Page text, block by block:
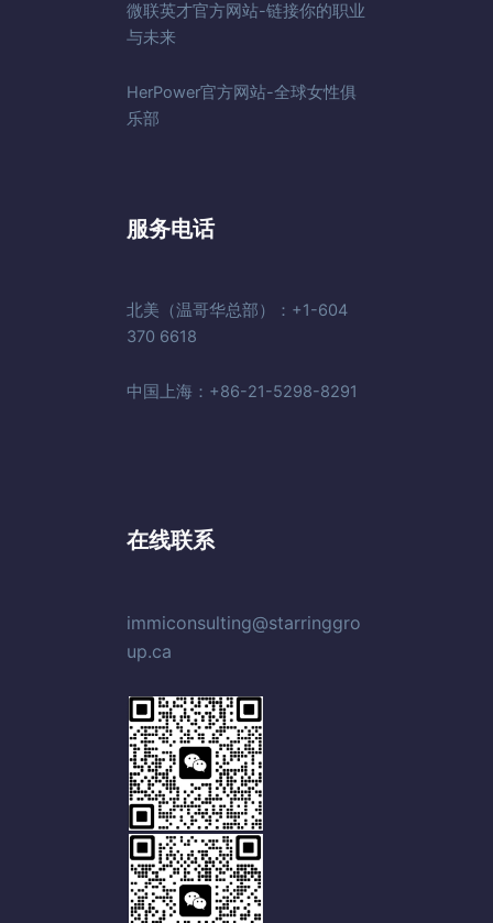
微联英才官方网站-链接你的职业
与未来
HerPower官方网站-全球女性俱
乐部
服务电话
北美（温哥华总部）：+1-604
370 6618
中国上海：+86-21-5298-8291
在线联系
immiconsulting@starringgro
up.ca